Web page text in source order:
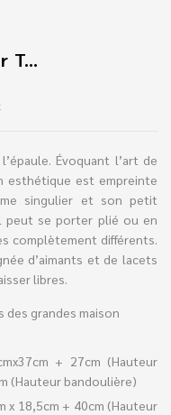
Sac À Main Bourse En Cuir Texturé Marron
Évoquant l’art de
esthétique est empreinte
singulier et son petit
peut se porter plié ou en
complètement différents.
d’aimants et de lacets
libres.
des grandes maison
+ 27cm (Hauteur
(Hauteur bandoulière)
x 18,5cm + 40cm (Hauteur